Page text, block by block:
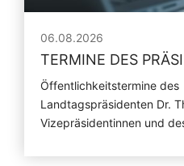
06.08.2026
TERMINE DES
Öffentlichkeitstermine des
Landtagspräsidenten Dr.
Vizepräsidentinnen und